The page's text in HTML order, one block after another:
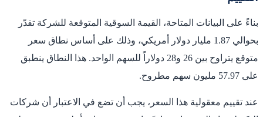
بناءً على البيانات المتاحة، القيمة السوقية المتوقعة للشركة تقدّر
بحوالي 1.87 مليار دولار أمريكي، وذلك على أساس نطاق سعر
متوقع يتراوح بين 26 و28 دولاراً للسهم الواحد. هذا النطاق ينطبق
على 57.97 مليون سهم مطروح.
عند تقييم معقولية هذا السعر، يجب أن تضع في الاعتبار أن شركات